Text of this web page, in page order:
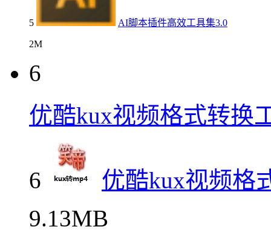
5 AI脚本插件高效工具集3.0
2M
6
优酷kux视频格式转换
6
优酷kux视频格
9.13MB